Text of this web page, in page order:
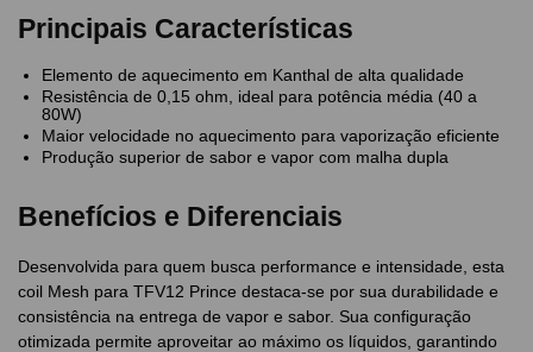
Principais Características
Elemento de aquecimento em Kanthal de alta qualidade
Resistência de 0,15 ohm, ideal para potência média (40 a
80W)
Maior velocidade no aquecimento para vaporização eficiente
Produção superior de sabor e vapor com malha dupla
Benefícios e Diferenciais
Desenvolvida para quem busca performance e intensidade, esta
coil Mesh para TFV12 Prince destaca-se por sua durabilidade e
consistência na entrega de vapor e sabor. Sua configuração
otimizada permite aproveitar ao máximo os líquidos, garantindo